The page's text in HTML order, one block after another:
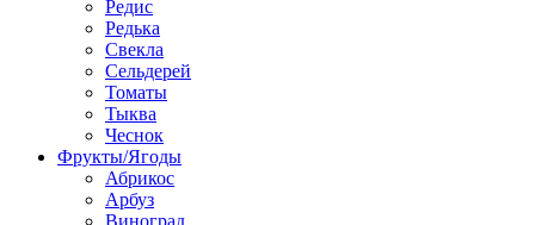
Редис
Редька
Свекла
Сельдерей
Томаты
Тыква
Чеснок
Фрукты/Ягоды
Абрикос
Арбуз
Виноград